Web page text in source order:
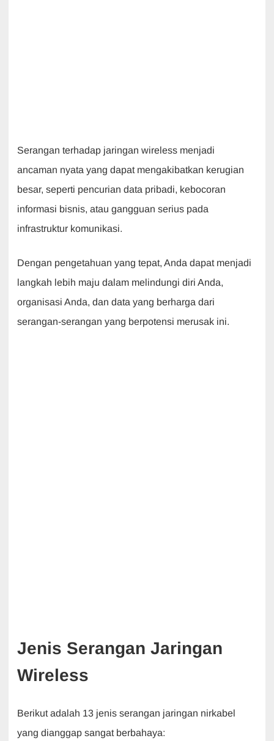
Serangan terhadap jaringan wireless menjadi
ancaman nyata yang dapat mengakibatkan kerugian
besar, seperti pencurian data pribadi, kebocoran
informasi bisnis, atau gangguan serius pada
infrastruktur komunikasi.
Dengan pengetahuan yang tepat, Anda dapat menjadi
langkah lebih maju dalam melindungi diri Anda,
organisasi Anda, dan data yang berharga dari
serangan-serangan yang berpotensi merusak ini.
Jenis Serangan Jaringan
Wireless
Berikut adalah 13 jenis serangan jaringan nirkabel
yang dianggap sangat berbahaya: